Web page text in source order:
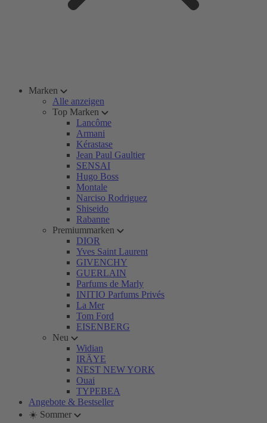
Marken
Alle anzeigen
Top Marken
Lancôme
Armani
Kérastase
Jean Paul Gaultier
SENSAI
Hugo Boss
Montale
Narciso Rodriguez
Shiseido
Rabanne
Premiummarken
DIOR
Yves Saint Laurent
GIVENCHY
GUERLAIN
Parfums de Marly
INITIO Parfums Privés
La Mer
Tom Ford
EISENBERG
Neu
Widian
IRÄYE
NEST NEW YORK
Ouai
TYPEBEA
Angebote & Bestseller
☀️ Sommer